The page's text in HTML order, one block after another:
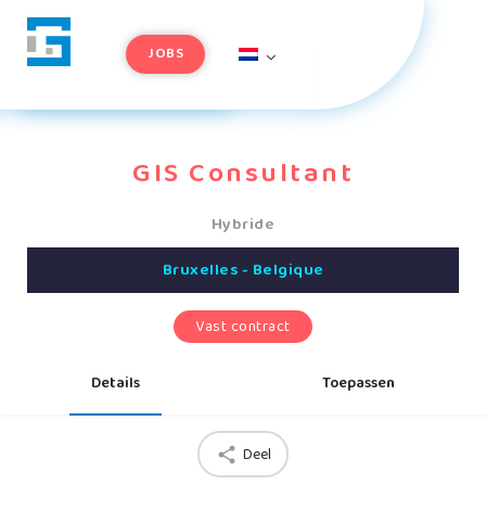
JOBS
GIS Consultant
Hybride
Bruxelles - Belgique
Vast contract
Details Toepassen
Deel